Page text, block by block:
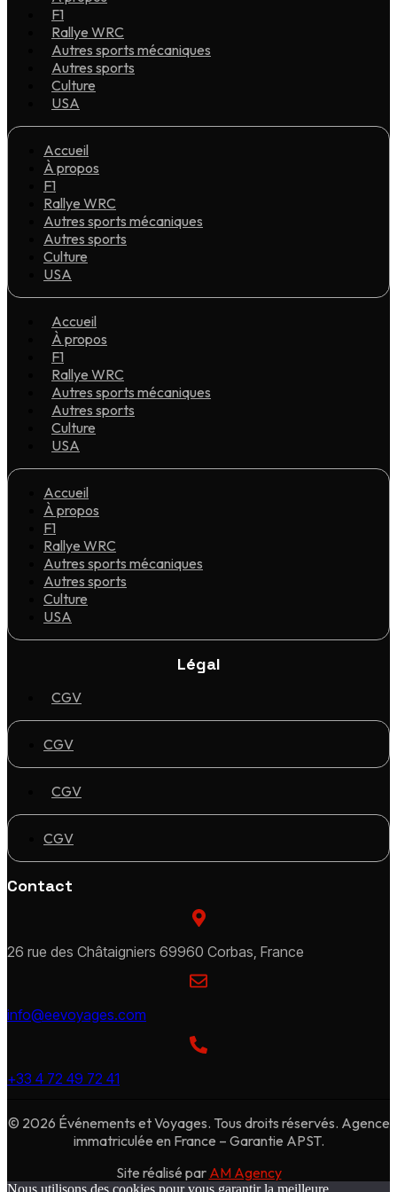
F1
Rallye WRC
Autres sports mécaniques
Autres sports
Culture
USA
Accueil
À propos
F1
Rallye WRC
Autres sports mécaniques
Autres sports
Culture
USA
Accueil
À propos
F1
Rallye WRC
Autres sports mécaniques
Autres sports
Culture
USA
Accueil
À propos
F1
Rallye WRC
Autres sports mécaniques
Autres sports
Culture
USA
Légal
CGV
CGV
CGV
CGV
Contact
26 rue des Châtaigniers 69960 Corbas, France
info@eevoyages.com
+33 4 72 49 72 41
© 2026 Événements et Voyages. Tous droits réservés. Agence
immatriculée en France – Garantie APST.
Site réalisé par AM Agency